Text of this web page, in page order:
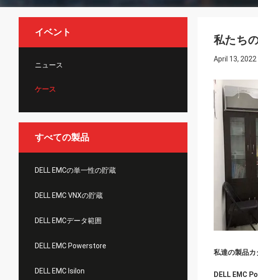
イベント
ニュース
ケース
すべての製品
DELL EMCの単一性の貯蔵
DELL EMC VNXの貯蔵
DELL EMCデータ範囲
DELL EMC Powerstore
DELL EMC Isilon
私たち
April 13, 2022
私達の製品カ
DELL EMC